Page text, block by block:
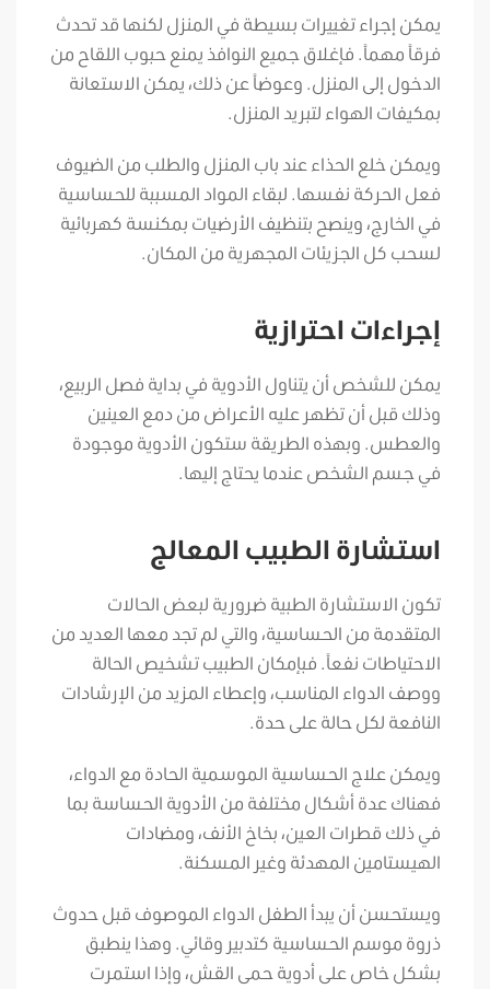
يمكن إجراء تغييرات بسيطة في المنزل لكنها قد تحدث
فرقاً مهماً. فإغلاق جميع النوافذ يمنع حبوب اللقاح من
الدخول إلى المنزل. وعوضاً عن ذلك، يمكن الاستعانة
بمكيفات الهواء لتبريد المنزل.
ويمكن خلع الحذاء عند باب المنزل والطلب من الضيوف
فعل الحركة نفسها. لبقاء المواد المسببة للحساسية
في الخارج، وينصح بتنظيف الأرضيات بمكنسة كهربائية
لسحب كل الجزيئات المجهرية من المكان.
إجراءات احترازية
يمكن للشخص أن يتناول الأدوية في بداية فصل الربيع،
وذلك قبل أن تظهر عليه الأعراض من دمع العينين
والعطس. وبهذه الطريقة ستكون الأدوية موجودة
في جسم الشخص عندما يحتاج إليها.
استشارة الطبيب المعالج
تكون الاستشارة الطبية ضرورية لبعض الحالات
المتقدمة من الحساسية، والتي لم تجد معها العديد من
الاحتياطات نفعاً. فبإمكان الطبيب تشخيص الحالة
ووصف الدواء المناسب، وإعطاء المزيد من الإرشادات
النافعة لكل حالة على حدة.
ويمكن علاج الحساسية الموسمية الحادة مع الدواء،
فهناك عدة أشكال مختلفة من الأدوية الحساسة بما
في ذلك قطرات العين، بخاخ الأنف، ومضادات
الهيستامين المهدئة وغير المسكنة.
ويستحسن أن يبدأ الطفل الدواء الموصوف قبل حدوث
ذروة موسم الحساسية كتدبير وقائي. وهذا ينطبق
بشكل خاص على أدوية حمى القش، وإذا استمرت